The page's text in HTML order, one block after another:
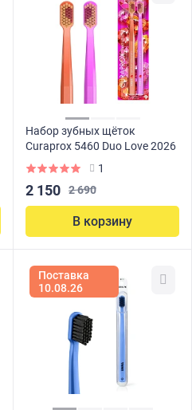
Набор зубных щёток
Curaprox 5460 Duo Love 2026
1
2 690
2 150
В корзину
Поставка
10.08.26